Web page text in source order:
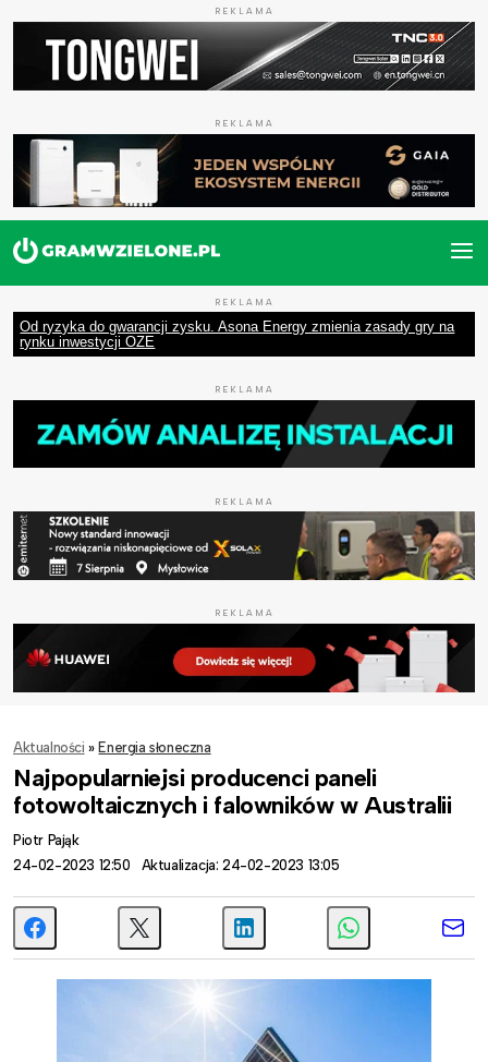
REKLAMA
REKLAMA
REKLAMA
Od ryzyka do gwarancji zysku. Asona Energy zmienia zasady gry na
rynku inwestycji OZE
REKLAMA
REKLAMA
REKLAMA
Aktualności » Energia słoneczna
Najpopularniejsi producenci paneli
fotowoltaicznych i falowników w Australii
Piotr Pająk
24-02-2023 12:50
Aktualizacja: 24-02-2023 13:05